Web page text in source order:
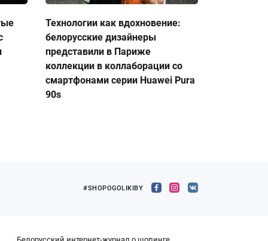
Технологии как вдохновение:
белорусские дизайнеры
представили в Париже
коллекции в коллаборации со
смартфонами серии Huawei Pura
90s
#SHOPOGOLIKIBY